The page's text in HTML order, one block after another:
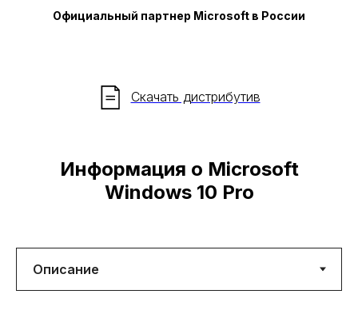
Официальный партнер Microsoft в России
Скачать дистрибутив
Информация о Microsoft
Windows 10 Pro